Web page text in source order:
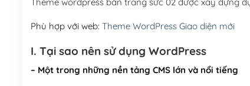
Theme wordpress bán trang sức 02 được xây dựng
Phù hợp với web: Theme WordPress Giao diện mới
I. Tại sao nên sử dụng WordPress
– Một trong những nền tảng CMS lớn và nổi tiếng